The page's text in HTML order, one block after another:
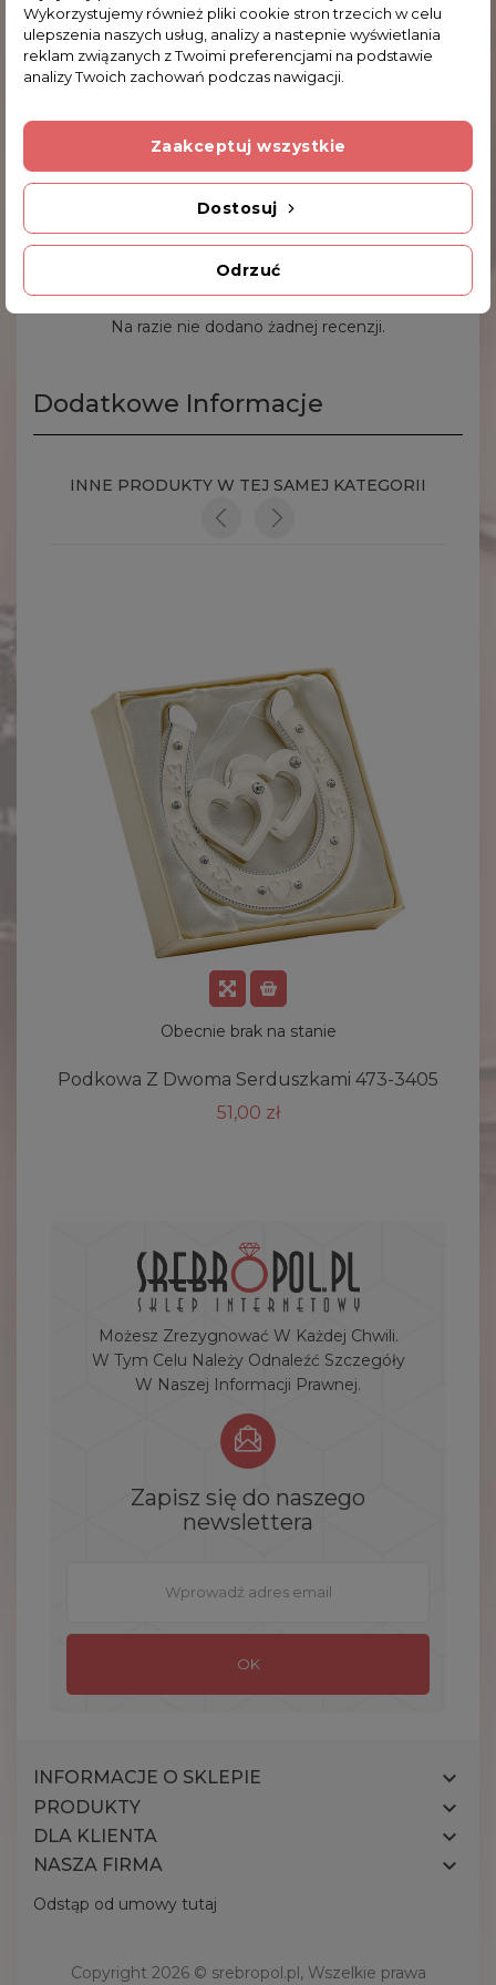
Blaszka mocowana jest z tyłu ramki.
Aby zamówić tą usługę proszę zaznaczyć poniżej
opcję "dedykacja na blaszce", wpisać tekst
zostać użyta do jej wykonania.
Komentarze (0)
Na razie nie dodano żadnej recenzji.
Dodatkowe Informacje
INNE PRODUKTY W TEJ SAMEJ KATEGORII
Obecnie brak na stanie
Podkowa Z Dwoma Serduszkami 473-3405
51,00 zł
Możesz Zrezygnować W Każdej Chwili.
W Tym Celu Należy Odnaleźć Szczegóły
W Naszej Informacji Prawnej.
Zapisz się do naszego
newslettera
INFORMACJE O SKLEPIE 
PRODUKTY 
DLA KLIENTA 
NASZA FIRMA 
Wykorzystujemy również pliki cookie stron trzecich w celu
ulepszenia naszych usług, analizy a nastepnie wyświetlania
reklam związanych z Twoimi preferencjami na podstawie
analizy Twoich zachowań podczas nawigacji.
Odrzuć
Dostosuj
Zaakceptuj wszystkie
Odstąp od umowy tutaj
Copyright 2026 © srebropol.pl, Wszelkie prawa